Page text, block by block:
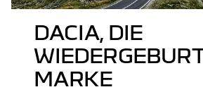
DACIA, DIE
MARKE